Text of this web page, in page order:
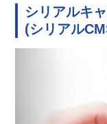
シリアルキ
(シリアル